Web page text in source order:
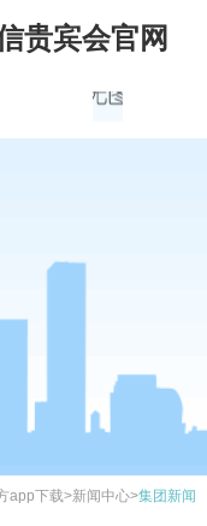
贵宾会官网
app下载>新闻中心>集团新闻